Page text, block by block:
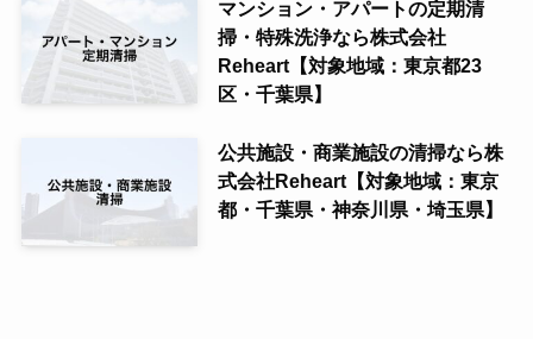
マンション・アパートの定期清
掃・特殊洗浄なら株式会社
Reheart【対象地域：東京都23
区・千葉県】
公共施設・商業施設の清掃なら株
式会社Reheart【対象地域：東京
都・千葉県・神奈川県・埼玉県】